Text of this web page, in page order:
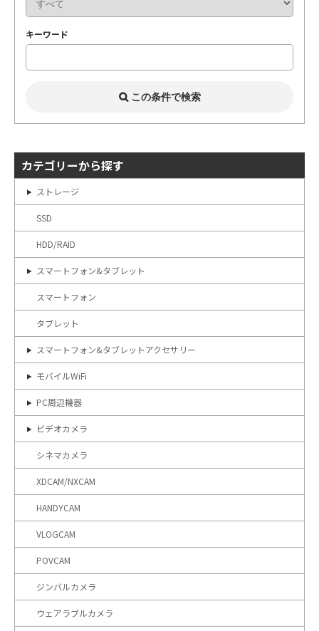
キーワード
カテゴリーから探す
ストレージ
SSD
HDD/RAID
スマートフォン&タブレット
スマートフォン
タブレット
スマートフォン&タブレットアクセサリー
モバイルWiFi
PC周辺機器
ビデオカメラ
シネマカメラ
XDCAM/NXCAM
HANDYCAM
VLOGCAM
POVCAM
ジンバルカメラ
ウェアラブルカメラ